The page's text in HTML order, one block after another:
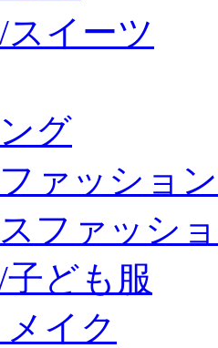
イーツ
グ
ァッション
ファッシ
ども服
イク